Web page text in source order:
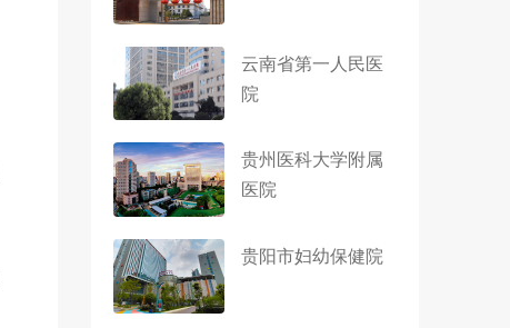
云南省第一人民医
院
贵州医科大学附属
医院
贵阳市妇幼保健院